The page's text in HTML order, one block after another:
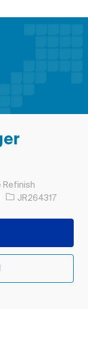
ID de l’emploi
JR264317